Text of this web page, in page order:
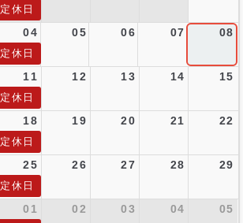
定休日
04 05 06 07 08
定休日
11 12 13 14 15
定休日
18 19 20 21 22
定休日
25 26 27 28 29
定休日
01 02 03 04 05